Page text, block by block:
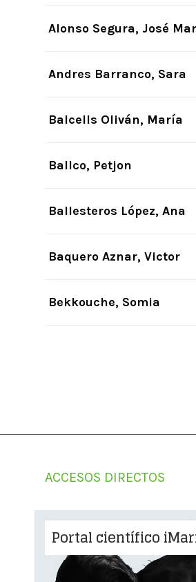
Alonso Segura, José
Andres Barranco, Sara
Balcells Oliván, María
Ballco, Petjon
Ballesteros López, Ana
Baquero Aznar, Victor
Bekkouche, Somia
ACCESOS DIRECTOS
Portal científico